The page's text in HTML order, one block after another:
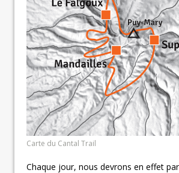
Carte du Cantal Trail
Chaque jour, nous devrons en effet